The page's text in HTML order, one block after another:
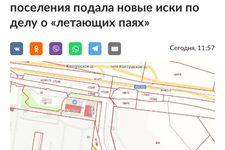
поселения подала новые иски по
делу о «летающих паях»
Сегодня, 11:57